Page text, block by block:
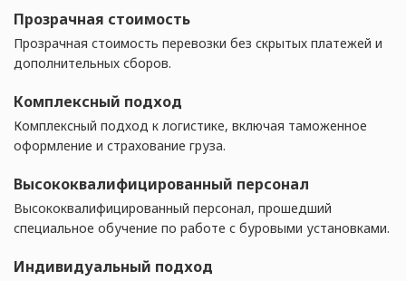
Прозрачная стоимость
Прозрачная стоимость перевозки без скрытых платежей и
дополнительных сборов.
Комплексный подход
Комплексный подход к логистике, включая таможенное
оформление и страхование груза.
Высококвалифицированный персонал
Высококвалифицированный персонал, прошедший
специальное обучение по работе с буровыми установками.
Индивидуальный подход